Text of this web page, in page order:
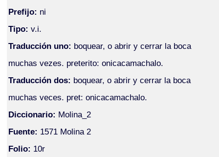
Prefijo: ni
Tipo: v.i.
Traducción uno: boquear, o abrir y cerrar la boca
muchas vezes. preterito: onicacamachalo.
Traducción dos: boquear, o abrir y cerrar la boca
muchas veces. pret: onicacamachalo.
Diccionario: Molina_2
Fuente: 1571 Molina 2
Folio: 10r